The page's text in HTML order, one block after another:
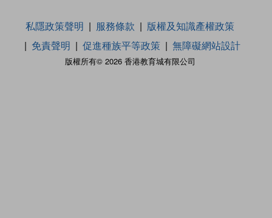
版權所有© 2026 香港教育城有限公司
私隱政策聲明 服務條款
版權及知識產權政策
免責聲明
促進種族平等政策 無障礙網站設計